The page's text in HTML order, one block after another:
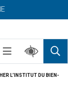
L’INSTITUT DU BIEN-